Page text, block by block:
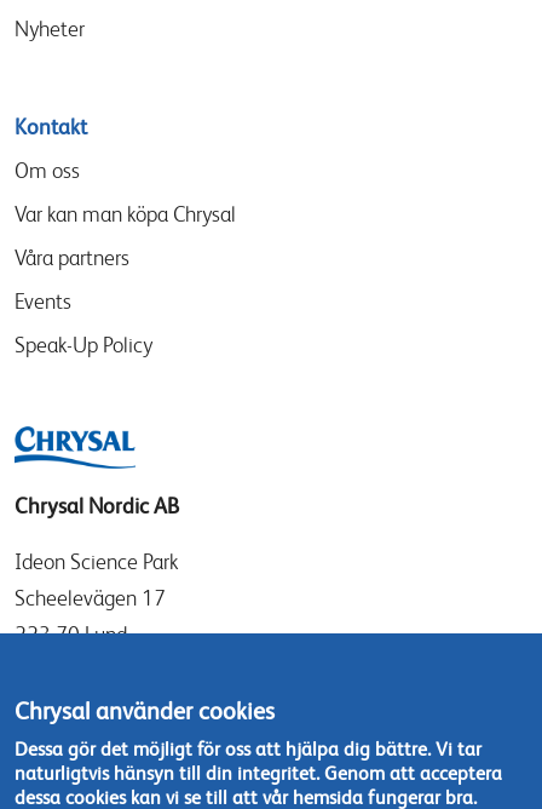
Nyheter
Kontakt
Om oss
Var kan man köpa Chrysal
Våra partners
Events
Speak-Up Policy
Chrysal Nordic AB
Ideon Science Park
Scheelevägen 17
223 70 Lund
info@chrysal.se
Tel: +46 46 - 19 05 40
Chrysal använder cookies
Dessa gör det möjligt för oss att hjälpa dig bättre. Vi tar
naturligtvis hänsyn till din integritet. Genom att acceptera
dessa cookies kan vi se till att vår hemsida fungerar bra.